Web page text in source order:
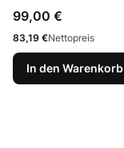
Preis
99,00 €
Preis
83,19 €Nettopreis
In den Warenkorb